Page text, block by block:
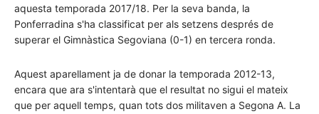
aquesta temporada 2017/18. Per la seva banda, la
Ponferradina s'ha classificat per als setzens després de
superar el Gimnàstica Segoviana (0-1) en tercera ronda.
Aquest aparellament ja de donar la temporada 2012-13,
encara que ara s'intentarà que el resultat no sigui el mateix
que per aquell temps, quan tots dos militaven a Segona A. La